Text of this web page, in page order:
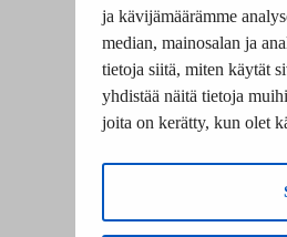
ja kävijämäärämme
median, mainosalan ja
tietoja siitä, miten käytät
yhdistää näitä tietoja
joita on kerätty, kun olet